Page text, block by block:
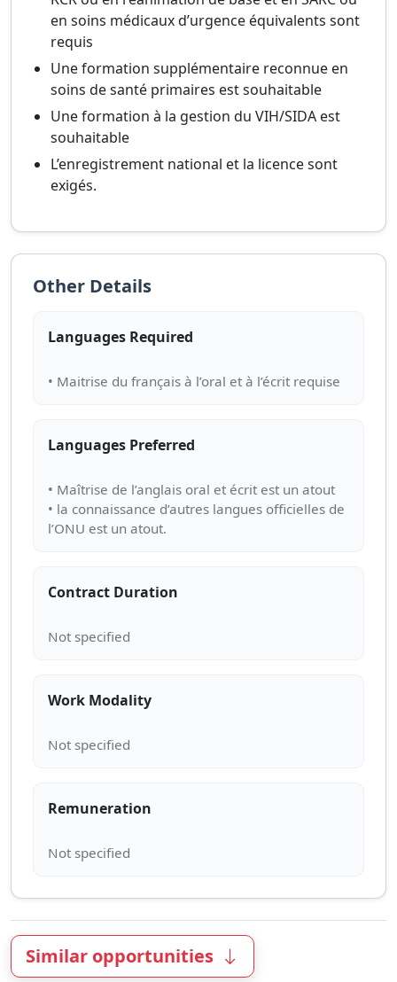
en soins médicaux d’urgence équivalents sont
requis
Une formation supplémentaire reconnue en
soins de santé primaires est souhaitable
Une formation à la gestion du VIH/SIDA est
souhaitable
L’enregistrement national et la licence sont
exigés.
Other Details
Languages Required
Languages Preferred
• Maîtrise de l’anglais oral et écrit est un atout
• la connaissance d’autres langues officielles de
Contract Duration
Work Modality
Remuneration
Similar opportunities